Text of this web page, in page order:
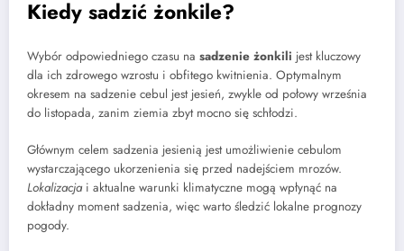
Kiedy sadzić żonkile?
Wybór odpowiedniego czasu na sadzenie żonkili jest kluczowy
dla ich zdrowego wzrostu i obfitego kwitnienia. Optymalnym
okresem na sadzenie cebul jest jesień, zwykle od połowy września
do listopada, zanim ziemia zbyt mocno się schłodzi.
Głównym celem sadzenia jesienią jest umożliwienie cebulom
wystarczającego ukorzenienia się przed nadejściem mrozów.
Lokalizacjai aktualne warunki klimatyczne mogą wpłynąć na
dokładny moment sadzenia, więc warto śledzić lokalne prognozy
pogody.